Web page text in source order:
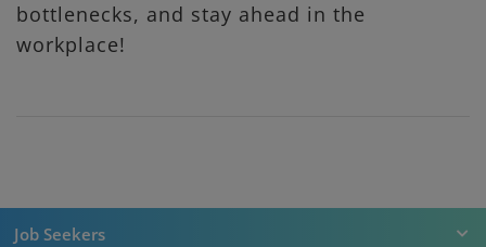
bottlenecks, and stay ahead in the
workplace!
Job Seekers